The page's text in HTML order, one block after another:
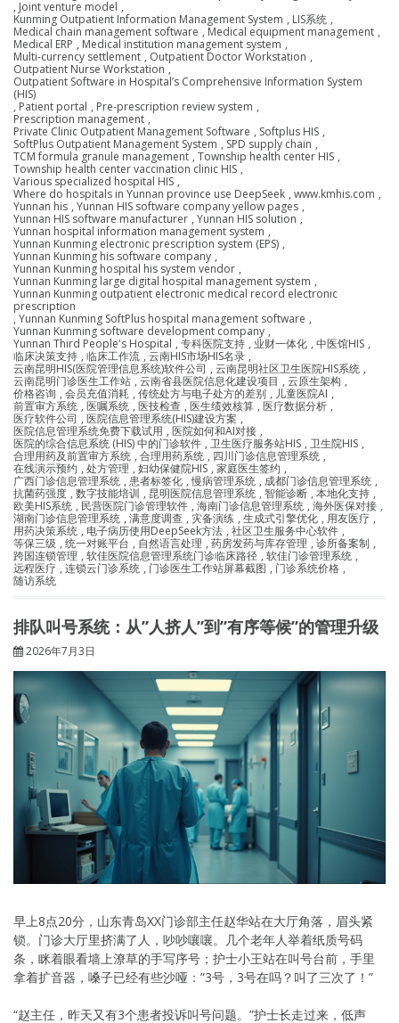
, Joint venture model ,
Kunming Outpatient Information Management System , LIS系统 ,
Medical chain management software , Medical equipment management ,
Medical ERP , Medical institution management system ,
Multi-currency settlement , Outpatient Doctor Workstation ,
Outpatient Nurse Workstation ,
Outpatient Software in Hospital’s Comprehensive Information System
(HIS)
, Patient portal , Pre-prescription review system ,
Prescription management ,
Private Clinic Outpatient Management Software , Softplus HIS ,
SoftPlus Outpatient Management System , SPD supply chain ,
TCM formula granule management , Township health center HIS ,
Township health center vaccination clinic HIS ,
Various specialized hospital HIS ,
Where do hospitals in Yunnan province use DeepSeek , www.kmhis.com ,
Yunnan his , Yunnan HIS software company yellow pages ,
Yunnan HIS software manufacturer , Yunnan HIS solution ,
Yunnan hospital information management system ,
Yunnan Kunming electronic prescription system (EPS) ,
Yunnan Kunming his software company ,
Yunnan Kunming hospital his system vendor ,
Yunnan Kunming large digital hospital management system ,
Yunnan Kunming outpatient electronic medical record electronic
prescription
, Yunnan Kunming SoftPlus hospital management software ,
Yunnan Kunming software development company ,
Yunnan Third People's Hospital , 专科医院支持 , 业财一体化 , 中医馆HIS ,
临床决策支持 , 临床工作流 , 云南HIS市场HIS名录 ,
云南昆明HIS(医院管理信息系统)软件公司 , 云南昆明社区卫生医院HIS系统 ,
云南昆明门诊医生工作站 , 云南省县医院信息化建设项目 , 云原生架构 ,
价格咨询 , 会员充值消耗 , 传统处方与电子处方的差别 , 儿童医院AI ,
前置审方系统 , 医嘱系统 , 医技检查 , 医生绩效核算 , 医疗数据分析 ,
医疗软件公司 , 医院信息管理系统(HIS)建设方案 ,
医院信息管理系统免费下载试用 , 医院如何和AI对接 ,
医院的综合信息系统 (HIS) 中的门诊软件 , 卫生医疗服务站HIS , 卫生院HIS ,
合理用药及前置审方系统 , 合理用药系统 , 四川门诊信息管理系统 ,
在线演示预约 , 处方管理 , 妇幼保健院HIS , 家庭医生签约 ,
广西门诊信息管理系统 , 患者标签化 ,慢病管理系统 , 成都门诊信息管理系统 ,
抗菌药强度 , 数字技能培训 , 昆明医院信息管理系统 , 智能诊断 , 本地化支持 ,
欧美HIS系统 , 民营医院门诊管理软件 , 海南门诊信息管理系统 , 海外医保对接 ,
湖南门诊信息管理系统 , 满意度调查 , 灾备演练 , 生成式引擎优化 , 用友医疗 ,
用药决策系统 , 电子病历使用DeepSeek方法 , 社区卫生服务中心软件 ,
等保三级 , 统一对账平台 , 自然语言处理 , 药房发药与库存管理 , 诊所备案制 ,
跨国连锁管理 , 软佳医院信息管理系统门诊临床路径 , 软佳门诊管理系统 ,
远程医疗 , 连锁云门诊系统 , 门诊医生工作站屏幕截图 , 门诊系统价格 ,
随访系统
排队叫号系统：从”人挤人”到”有序等候”的管理升级
2026年7月3日
早上8点20分，山东青岛XX门诊部主任赵华站在大厅角落，眉头紧
锁。门诊大厅里挤满了人，吵吵嚷嚷。几个老年人举着纸质号码
条，眯着眼看墙上潦草的手写序号；护士小王站在叫号台前，手里
拿着扩音器，嗓子已经有些沙哑：”3号，3号在吗？叫了三次了！”
“赵主任，昨天又有3个患者投诉叫号问题。”护士长走过来，低声